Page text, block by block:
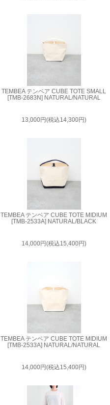
TEMBEA テンベア CUBE TOTE SMALL
[TMB-2683N] NATURAL/NATURAL
13,000円(税込14,300円)
TEMBEA テンベア CUBE TOTE MIDIUM
[TMB-2533A] NATURAL/BLACK
14,000円(税込15,400円)
TEMBEA テンベア CUBE TOTE MIDIUM
[TMB-2533A] NATURAL/NATURAL
14,000円(税込15,400円)